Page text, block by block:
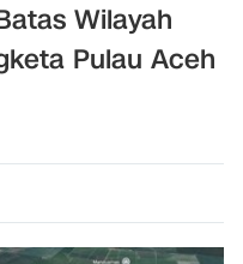
Wilayah
Pulau Aceh